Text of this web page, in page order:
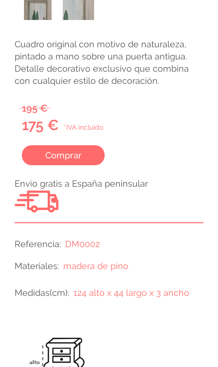
Cuadro original con motivo de naturaleza,
pintado a mano sobre una puerta antigua.
Detalle decorativo exclusivo que combina
con cualquier estilo de decoración.
195 €
175 € *IVA incluido
Comprar
Envio gratis a España peninsular
Referencia DM0002
Materiales madera de pino
Medidas(cm) 124 alto x 44 largo x 3 ancho